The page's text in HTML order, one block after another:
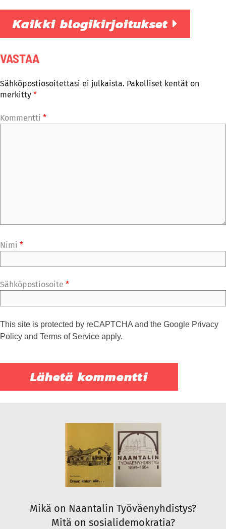
Kaikki blogikirjoitukset
VASTAA
Sähköpostiosoitettasi ei julkaista. Pakolliset kentät on
merkitty *
Kommentti *
Nimi *
Sähköpostiosoite *
This site is protected by reCAPTCHA and the Google Privacy
Policy and Terms of Service apply.
Mikä on Naantalin Työväenyhdistys?
Mitä on sosialidemokratia?